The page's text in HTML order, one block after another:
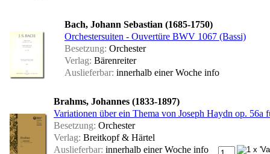
Bach, Johann Sebastian (1685-1750)
Orchestersuiten - Ouvertüre BWV 1067 (Bassi)
Besetzung: Orchester
Verlag: Bärenreiter
Auslieferbar: innerhalb einer Woche info
Brahms, Johannes (1833-1897)
Variationen über ein Thema von Joseph Haydn op. 56a
Besetzung: Orchester
Verlag: Breitkopf & Härtel
Auslieferbar: innerhalb einer Woche info